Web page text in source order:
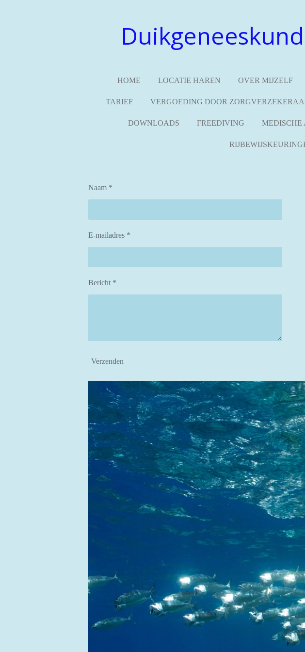
HOME LOCATIE HAREN OVER MIJZELF
TARIEF VERGOEDING DOOR
DOWNLOADS FREEDIVING MEDISCHE
Naam *
E-mailadres *
Bericht *
Verzenden